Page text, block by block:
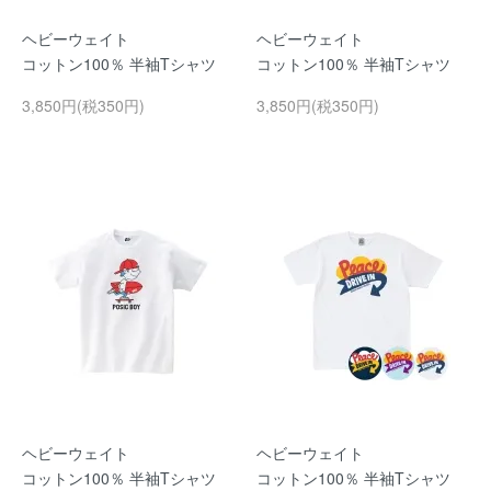
ヘビーウェイト
コットン100％ 半袖Tシャツ
3,850円(税350円)
ヘビーウェイト
コットン100％ 半袖Tシャツ
3,850円(税350円)
ヘビーウェイト
コットン100％ 半袖Tシャツ
ヘビーウェイト
コットン100％ 半袖Tシャツ